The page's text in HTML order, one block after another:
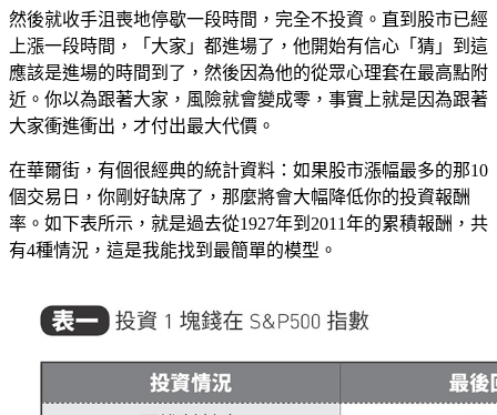
然後就收手沮喪地停歇一段時間，完全不投資。直到股市已經
上漲一段時間，「大家」都進場了，他開始有信心「猜」到這
應該是進場的時間到了，然後因為他的從眾心理套在最高點附
近。你以為跟著大家，風險就會變成零，事實上就是因為跟著
大家衝進衝出，才付出最大代價。
在華爾街，有個很經典的統計資料：如果股市漲幅最多的那10
個交易日，你剛好缺席了，那麼將會大幅降低你的投資報酬
率。如下表所示，就是過去從1927年到2011年的累積報酬，共
有4種情況，這是我能找到最簡單的模型。